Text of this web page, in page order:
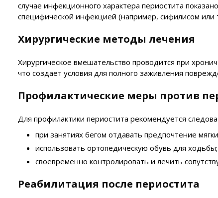
случае инфекционного характера периостита
специфической инфекцией (например, сифилисом
Хирургические методы лечения
Хирургическое вмешательство проводится при
что создает условия для полного заживления
Профилактические меры против
Для профилактики периостита рекомендуется
при занятиях бегом отдавать предпочтение
использовать ортопедическую обувь для ходьбы;
своевременно контролировать и лечить
Реабилитация после периостита